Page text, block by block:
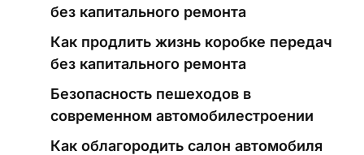
без капитального ремонта
Как продлить жизнь коробке передач
без капитального ремонта
Безопасность пешеходов в
современном автомобилестроении
Как облагородить салон автомобиля